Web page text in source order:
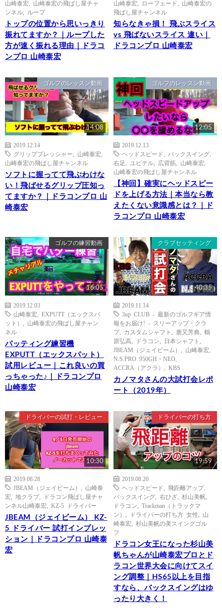
山崎泰宏
山崎泰宏の飛ばし屋チャ
ンネル
ループ
トップの位置から思いっきり
振れてますか？｜ループした
方が速く振れる理由｜ドラコ
ンプロ 山崎泰宏
山崎泰宏 ローフェード
山崎泰宏の
飛ばし屋チャンネル
知らなきゃ損！ 飛ぶスライス
vs 飛ばないスライス 違い｜
ドラコンプロ 山崎泰宏
ゴルフのレッスン動画
14:08
2019.12.14
グリッププレッシャー
山崎泰宏
山崎泰宏の飛ばし屋チャンネル
ソフトに握ってて飛ぶわけな
い！飛ばせるグリップ圧知っ
てますか？｜ドラコンプロ 山
崎泰宏
ゴルフのレッスン動画
12:05
2019.12.13
ヘッドスピード
バックスイング
右足
ユピテル 広背筋 山崎泰宏
山崎泰宏の飛ばし屋チャンネル
【神回】確実にヘッドスピー
ドを上げる方法｜本当なら教
えたくない意識感とは？｜ド
ラコンプロ 山崎泰宏
ゴルフの練習動画
16:05
2019.12.03
山崎泰宏
EXPUTT（エックスパ
ット）
山崎泰宏の飛ばし屋チャン
ネル
パッティング練習機
EXPUTT（エックスパット）
試用レビュー｜これ良いの買
っちゃった♪｜ドラコンプロ
山崎泰宏
クラブセッティング
40:35
2019.11.14
3up CLUB - 最新のゴルフギア情
報をお届け! - スリーアップ・クラ
ブ
カスタムシャフト 鹿又芳典
鶴
原弘高
ドラコン 日本シャフト
JBEAM（ジェイビーム）
山崎泰宏
N.S.PRO 950GH・NEO
ACCRA（アクラ）
KBS
カノマタさんの大試打会レポ
ート（2019年）
ドライバーの試打・レビュー
10:30
2019.08.28
JBEAM（ジェイビーム）
山崎泰
宏
地クラブ
ドラコン飛ばし屋チャ
ンネル山崎泰宏
KZ-5 ドライバー
JBEAM（ジェイビーム） KZ-
5 ドライバー 試打インプレッ
ション｜ドラコンプロ 山崎泰
宏
ドライバーの打ち方
19:59
2019.08.20
ヘッドスピード
飛距離アップ,
バックスイング
右ひざ 杉山美帆
ドラコン
Trackman（トラックマ
ン）
ドライバーの打ち方 女性
山
崎泰宏
杉山美帆の美スイングゴル
フ
ドラコン女王になった杉山美
帆ちゃんが山崎泰宏プロとド
ラコン世界大会に向けてスイ
ング調整｜HS65以上を目指
すなら、バックスイングはゆ
ったり大きく！